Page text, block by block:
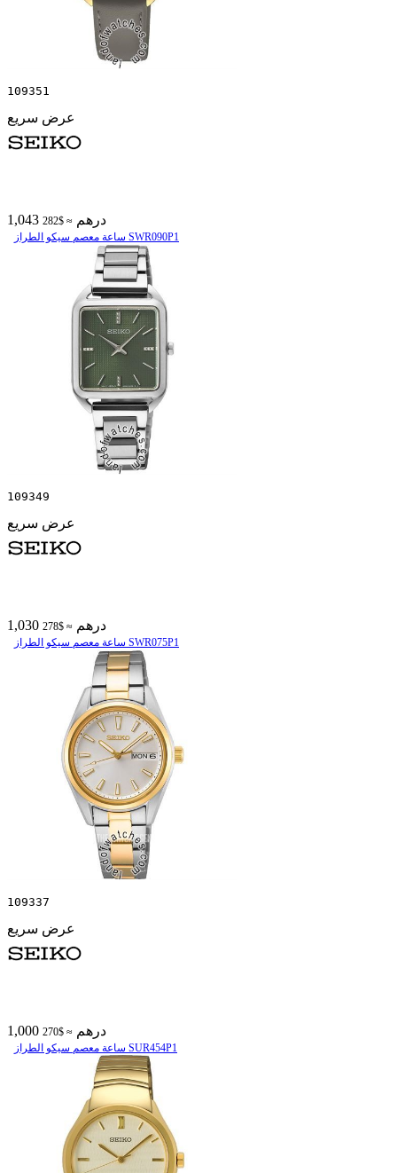
109351
عرض سريع
1,043 درهم ≈ $282
ساعة معصم سیکو الطراز SWR090P1
109349
عرض سريع
1,030 درهم ≈ $278
ساعة معصم سیکو الطراز SWR075P1
109337
عرض سريع
1,000 درهم ≈ $270
ساعة معصم سیکو الطراز SUR454P1